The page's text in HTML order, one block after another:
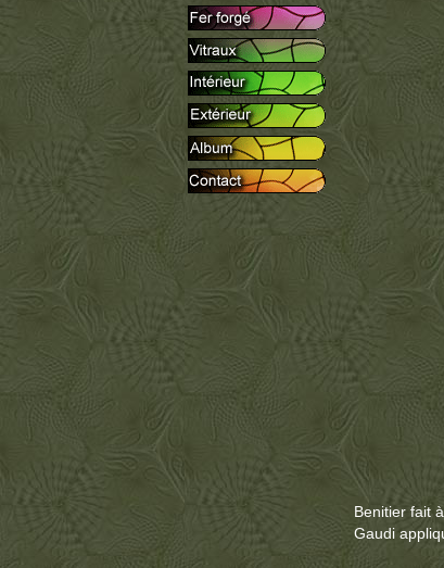
Benitier fait
Gaudi